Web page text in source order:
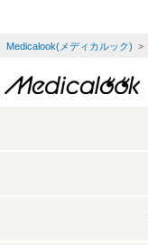
Medicalook(メディカルック) >